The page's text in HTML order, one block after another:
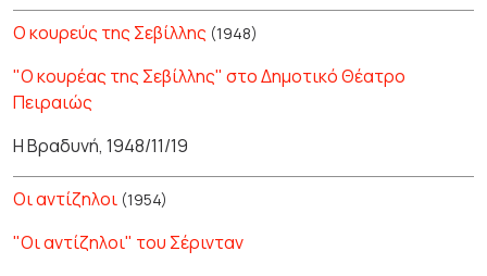
Ο κουρεύς της Σεβίλλης (1948)
"Ο κουρέας της Σεβίλλης" στο Δημοτικό Θέατρο
Πειραιώς
Η Βραδυνή, 1948/11/19
Οι αντίζηλοι (1954)
"Οι αντίζηλοι" του Σέρινταν